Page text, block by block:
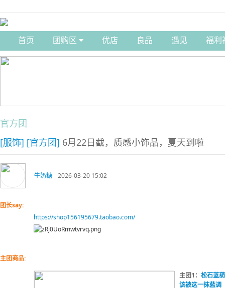
首页 团购区 优店 良品 遇见 福利
官方团
[服饰] [官方团] 6月22日截，质感小饰品，夏天到啦
牛奶糖 2026-03-20 15:02
团长say:
https://shop156195679.taobao.com/
主团商品:
主团1： 松石蓝
该被这一抹蓝调